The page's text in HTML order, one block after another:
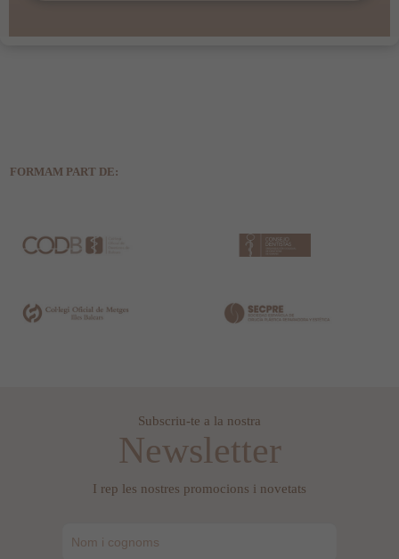
FORMAM PART DE:
Subscriu-te a la nostra
Newsletter
I rep les nostres promocions i novetats